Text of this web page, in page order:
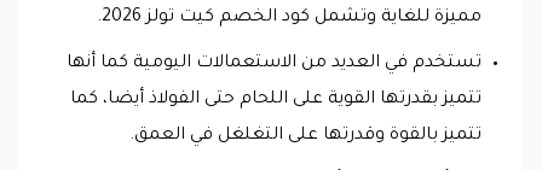
مميزة للغاية وتشمل كود الخصم كيت تولز 2026.
تستخدم في العديد من الاستعمالات اليومية كما أنها
تتميز بقدرتها القوية على اللحام حتى الفولاذ أيضا، كما
تتميز بالقوة وقدرتها على التغلغل في العمق.